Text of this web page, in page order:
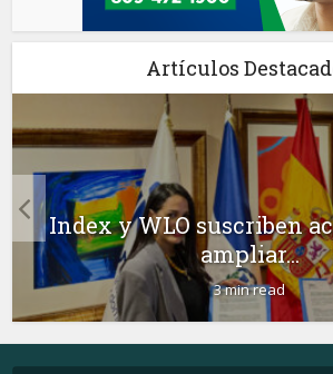
Artículos
Index y WLO suscriben
ampliar...
3 min read